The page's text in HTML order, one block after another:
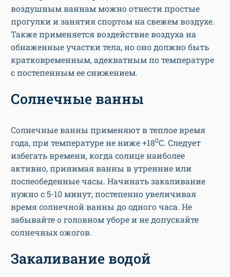
воздушным ваннам можно отнести простые
прогулки и занятия спортом на свежем воздухе.
Также применяется воздействие воздуха на
обнаженные участки тела, но оно должно быть
кратковременным, адекватным по температуре
с постепенным ее снижением.
Солнечные ванны
Солнечные ванны применяют в теплое время
года, при температуре не ниже +180С. Следует
избегать времени, когда солнце наиболее
активно, принимая ванны в утренние или
послеобеденные часы. Начинать закаливание
нужно с 5-10 минут, постепенно увеличивая
время солнечной ванны до одного часа. Не
забывайте о головном уборе и не допускайте
солнечных ожогов.
Закаливание водой